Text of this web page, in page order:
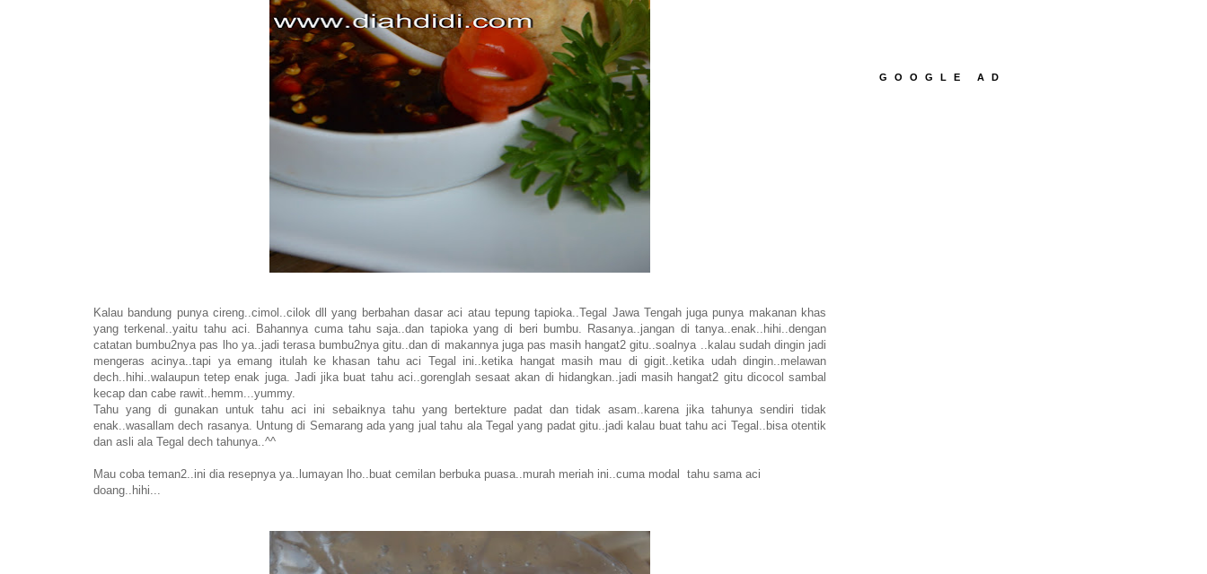
Kalau bandung punya cireng..cimol..cilok dll yang berbahan dasar aci atau tepung tapioka..Tegal Jawa Tengah juga punya makanan khas
yang terkenal..yaitu tahu aci. Bahannya cuma tahu saja..dan tapioka yang di beri bumbu. Rasanya..jangan di tanya..enak..hihi..dengan
catatan bumbu2nya pas lho ya..jadi terasa bumbu2nya gitu..dan di makannya juga pas masih hangat2 gitu..soalnya ..kalau sudah dingin jadi
mengeras acinya..tapi ya emang itulah ke khasan tahu aci Tegal ini..ketika hangat masih mau di gigit..ketika udah dingin..melawan
dech..hihi..walaupun tetep enak juga. Jadi jika buat tahu aci..gorenglah sesaat akan di hidangkan..jadi masih hangat2 gitu dicocol sambal
kecap dan cabe rawit..hemm...yummy.
Tahu yang di gunakan untuk tahu aci ini sebaiknya tahu yang bertekture padat dan tidak asam..karena jika tahunya sendiri tidak
enak..wasallam dech rasanya. Untung di Semarang ada yang jual tahu ala Tegal yang padat gitu..jadi kalau buat tahu aci Tegal..bisa otentik
dan asli ala Tegal dech tahunya..^^
Mau coba teman2..ini dia resepnya ya..lumayan lho..buat cemilan berbuka puasa..murah meriah ini..cuma modal tahu sama aci
doang..hihi...
GOOGLE AD